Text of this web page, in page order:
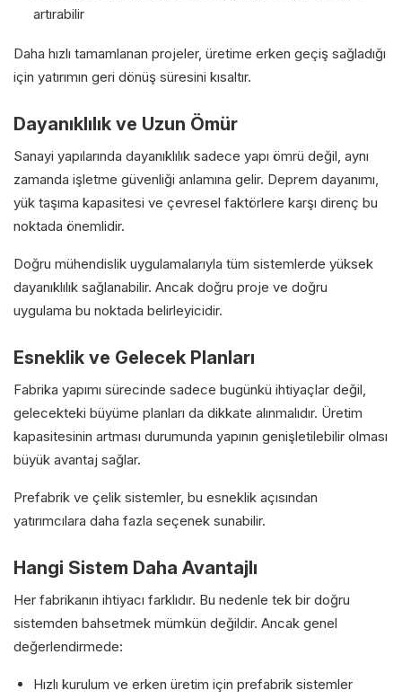
artırabilir
Daha hızlı tamamlanan projeler, üretime erken geçiş sağladığı
için yatırımın geri dönüş süresini kısaltır.
Dayanıklılık ve Uzun Ömür
Sanayi yapılarında dayanıklılık sadece yapı ömrü değil, aynı
zamanda işletme güvenliği anlamına gelir. Deprem dayanımı,
yük taşıma kapasitesi ve çevresel faktörlere karşı direnç bu
noktada önemlidir.
Doğru mühendislik uygulamalarıyla tüm sistemlerde yüksek
dayanıklılık sağlanabilir. Ancak doğru proje ve doğru
uygulama bu noktada belirleyicidir.
Esneklik ve Gelecek Planları
Fabrika yapımı sürecinde sadece bugünkü ihtiyaçlar değil,
gelecekteki büyüme planları da dikkate alınmalıdır. Üretim
kapasitesinin artması durumunda yapının genişletilebilir olması
büyük avantaj sağlar.
Prefabrik ve çelik sistemler, bu esneklik açısından
yatırımcılara daha fazla seçenek sunabilir.
Hangi Sistem Daha Avantajlı
Her fabrikanın ihtiyacı farklıdır. Bu nedenle tek bir doğru
sistemden bahsetmek mümkün değildir. Ancak genel
değerlendirmede:
Hızlı kurulum ve erken üretim için prefabrik sistemler